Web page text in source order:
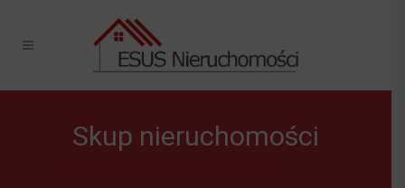
Skup nieruchomości